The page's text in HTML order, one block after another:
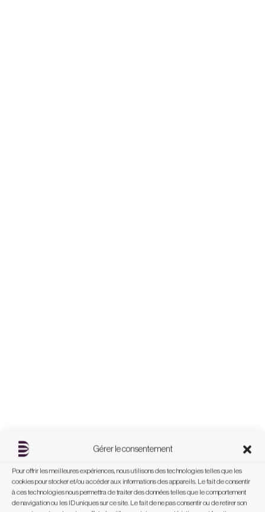
Gérer le consentement
Pour offrir les meilleures expériences, nous utilisons des technologies telles que les
cookies pour stocker et/ou accéder aux informations des appareils. Le fait de consentir
à ces technologies nous permettra de traiter des données telles que le comportement
de navigation ou les ID uniques sur ce site. Le fait de ne pas consentir ou de retirer son